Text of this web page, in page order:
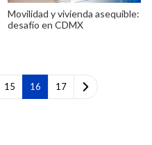
Movilidad y vivienda asequible:
desafío en CDMX
15 16 17